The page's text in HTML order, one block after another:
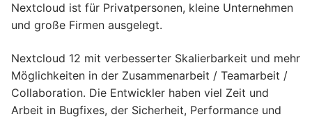
Nextcloud ist für Privatpersonen, kleine Unternehmen
und große Firmen ausgelegt.
Nextcloud 12 mit verbesserter Skalierbarkeit und mehr
Möglichkeiten in der Zusammenarbeit / Teamarbeit /
Collaboration. Die Entwickler haben viel Zeit und
Arbeit in Bugfixes, der Sicherheit, Performance und